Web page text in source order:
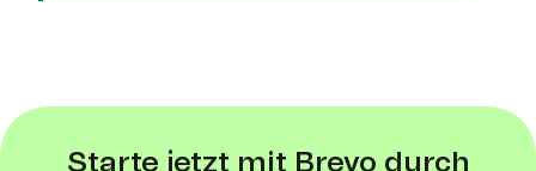
Starte jetzt mit Brevo durch